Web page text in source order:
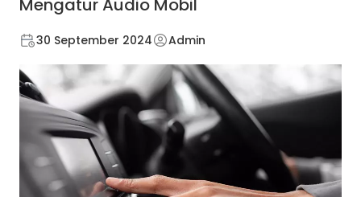
Mengatur Audio Mobil
30 September 2024 Admin